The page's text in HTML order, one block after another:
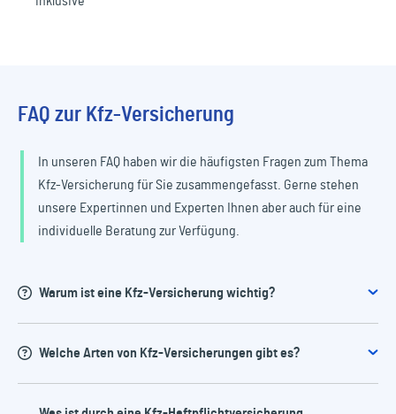
FAQ zur Kfz-Versicherung
In unseren FAQ haben wir die häufigsten Fragen zum Thema
Kfz-Versicherung für Sie zusammengefasst. Gerne stehen
unsere Expertinnen und Experten Ihnen aber auch für eine
individuelle Beratung zur Verfügung.
Warum ist eine Kfz-Versicherung wichtig?
Welche Arten von Kfz-Versicherungen gibt es?